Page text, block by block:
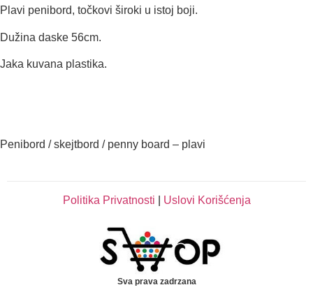
Plavi penibord, točkovi široki u istoj boji.
Dužina daske 56cm.
Jaka kuvana plastika.
Penibord / skejtbord / penny board – plavi
Politika Privatnosti Uslovi Korišćenja
Sva prava zadrzana